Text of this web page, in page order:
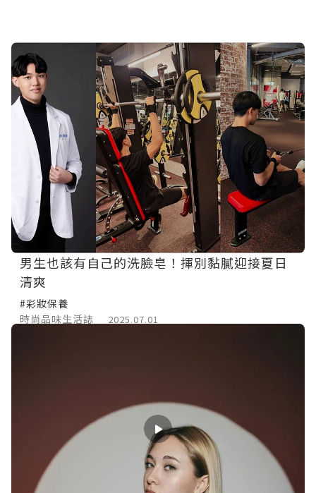
男生也該有自己的洗臉皂！揮別黏膩迎接夏日
清爽
#彩妝保養
時尚品味生活誌
2025.07.01